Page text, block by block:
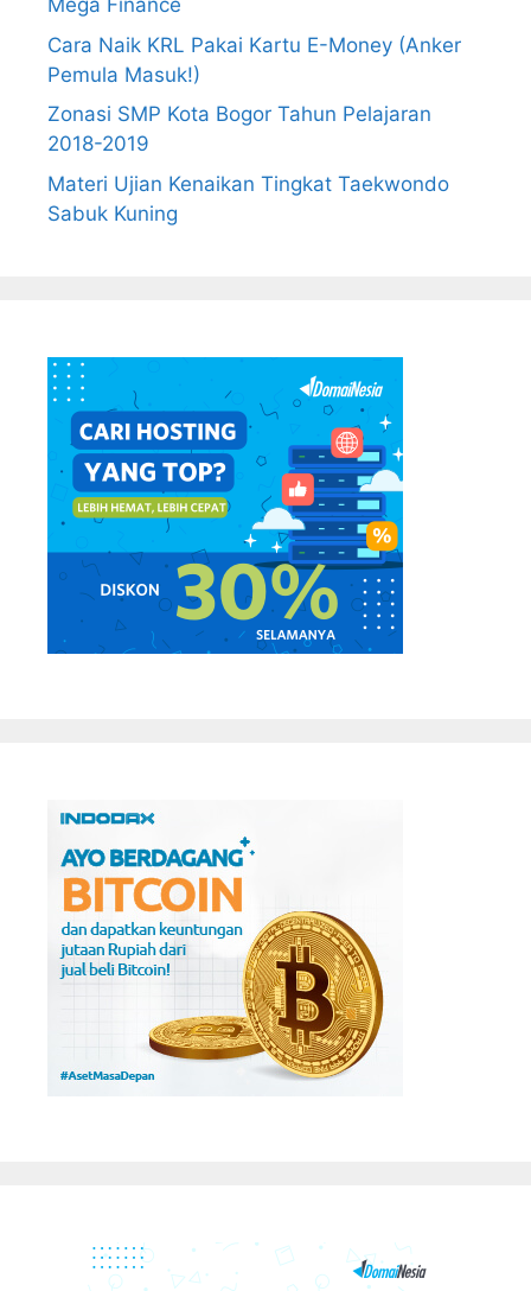
Mega Finance
Cara Naik KRL Pakai Kartu E-Money (Anker
Pemula Masuk!)
Zonasi SMP Kota Bogor Tahun Pelajaran
2018-2019
Materi Ujian Kenaikan Tingkat Taekwondo
Sabuk Kuning